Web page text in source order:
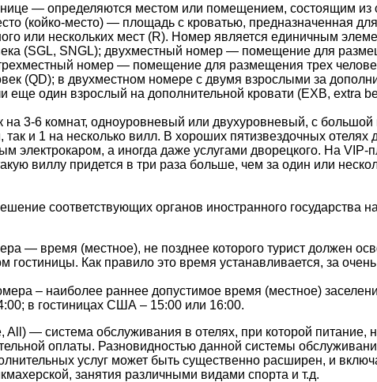
— определяются местом или помещением, состоящим из
(койко-место) — площадь с кроватью, предназначенная
или нескольких мест (R). Номер является единичным
(SGL, SNGL); двухместный номер — помещение для
номер — помещение для размещения трех
(QD); в двухместном номере с двумя взрослыми за
еще один взрослый на дополнительной кровати (EXB, extra
3-6 комнат, одноуровневый или двухуровневый, с
и 1 на несколько вилл. В хороших пятизвездочных отелях
электрокаром, а иногда даже услугами дворецкого. На
виллу придется в три раза больше, чем за один или
соответствующих органов иностранного государства
— время (местное), не позднее которого турист должен
гостиницы. Как правило это время устанавливается, за
– наиболее раннее допустимое время (местное)
в гостиницах США – 15:00 или 16:00.
— система обслуживания в отелях, при которой питание,
оплаты. Разновидностью данной системы
услуг может быть существенно расширен, и
занятия различными видами спорта и т.д.